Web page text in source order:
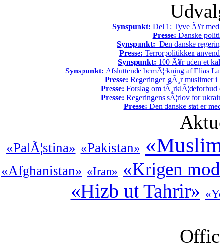
Synspunkt: Del 1: Tyve Ã¥r med
Presse: Danske
Synspunkt: Den danske
Presse: Terrorpolitikken
Synspunkt: 100 Ã¥r uden et
Synspunkt: Afsluttende bemÃ¦rkning af Elias
Presse: Regeringen gÃ¸r muslimer
Presse: Forslag om tÃ¸rklÃ¦deforbud
Presse: Regeringens sÃ¦rlov for
Presse: Den danske stat er
«PalÃ¦stina» «Pakistan»
«Afghanistan» «Iran» «Krigen
«Hizb ut Tahrir»